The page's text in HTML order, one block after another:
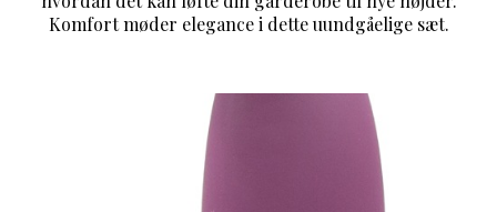
Komfort møder elegance i dette uundgåelige sæt.